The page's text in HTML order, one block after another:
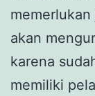
akan
karena
memiliki